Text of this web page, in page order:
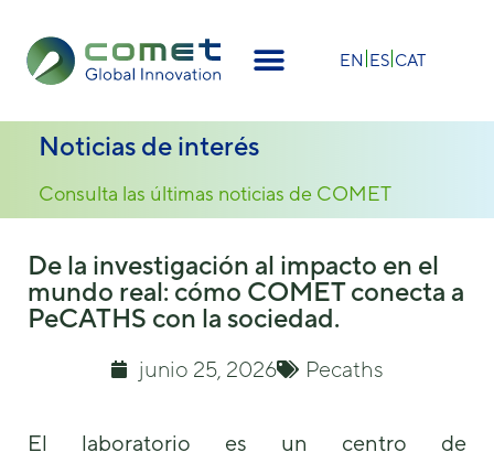
EN ES CAT
Noticias de interés
Consulta las últimas noticias de COMET
De la investigación al impacto en el
mundo real: cómo COMET conecta a
PeCATHS con la sociedad.
junio 25, 2026 Pecaths
El laboratorio es un centro de